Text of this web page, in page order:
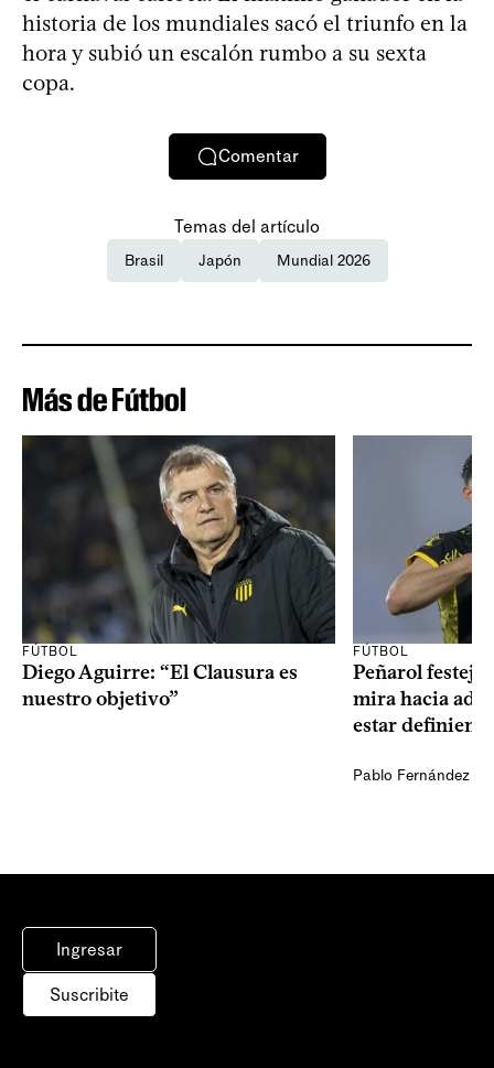
historia de los mundiales sacó el triunfo en la
hora y subió un escalón rumbo a su sexta
copa.
Comentar
Temas del artículo
Brasil Japón Mundial 2026
Más de Fútbol
FÚTBOL
Diego Aguirre: “El Clausura es
nuestro objetivo”
FÚTBOL
Peñarol
mira hacia
estar
Pablo Fernández
Ingresar
Suscribite